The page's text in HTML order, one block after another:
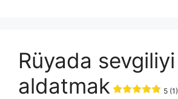
Rüyada sevgiliyi
aldatmak
5 (1)